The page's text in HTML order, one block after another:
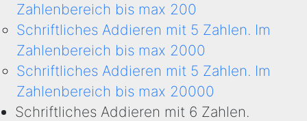
Zahlenbereich bis max 200
Schriftliches Addieren mit 5 Zahlen. Im
Zahlenbereich bis max 2000
Schriftliches Addieren mit 5 Zahlen. Im
Zahlenbereich bis max 20000
Schriftliches Addieren mit 6 Zahlen.